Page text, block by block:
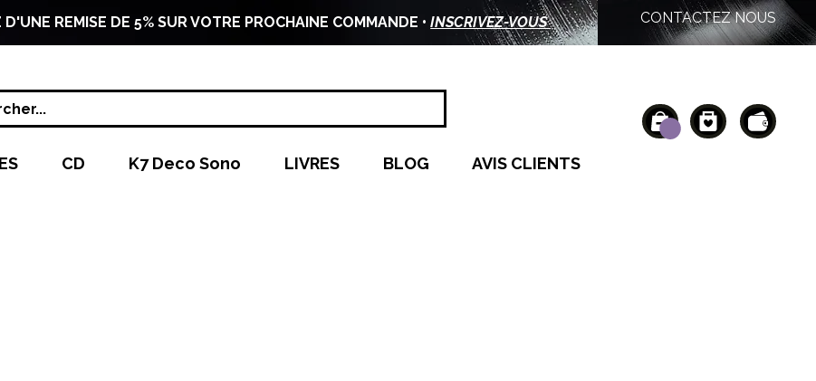
D'UNE REMISE DE 5% SUR VOTRE PROCHAINE COMMANDE •INSCRIVEZ-VOUS CONTACTEZ NOUS
CD K7 Deco Sono LIVRES BLOG AVIS CLIENTS